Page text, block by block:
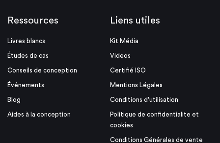
Ressources
Livres blancs
Études de cas
Conseils de conception
Événements
Blog
Aides à la conception
Liens utiles
Kit Média
Videos
Certifié ISO
Mentions Légales
Conditions d'utilisation
Politique de confidentialite et
cookies
Conditions Générales de vente